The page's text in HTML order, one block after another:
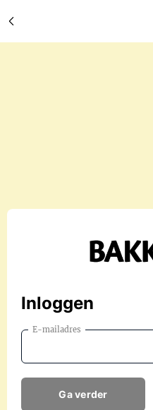
Inloggen
E-mailadres
Ga verder